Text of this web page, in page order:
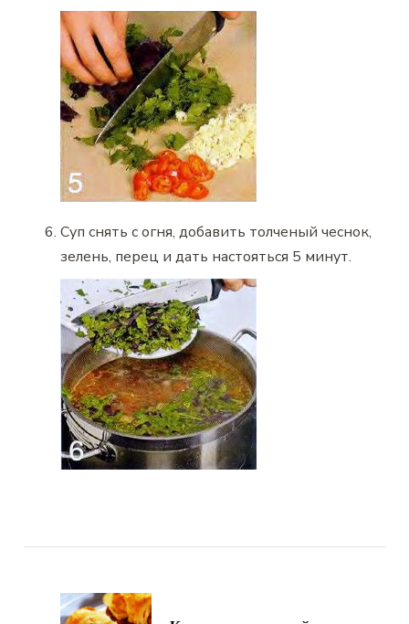
Суп снять с огня, добавить толченый чеснок,
зелень, перец и дать настояться 5 минут.